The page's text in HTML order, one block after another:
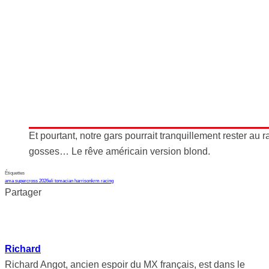
Et pourtant, notre gars pourrait tranquillement rester au
gosses… Le rêve américain version blond.
Étiquettes
ama supercross 2026eli tomacian harrisonkrm racing
Partager
Richard
Richard Angot, ancien espoir du MX français, est dans le